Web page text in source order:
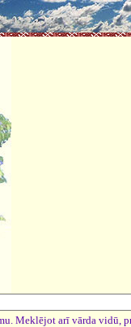
Meklējot arī vārda vidū,